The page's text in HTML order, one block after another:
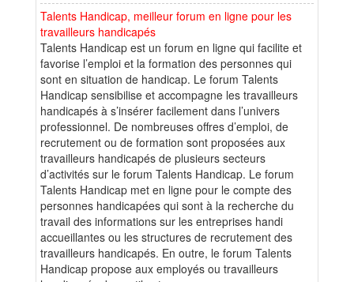
Talents Handicap, meilleur forum en ligne pour les
travailleurs handicapés
Talents Handicap est un forum en ligne qui facilite et
favorise l’emploi et la formation des personnes qui
sont en situation de handicap. Le forum Talents
Handicap sensibilise et accompagne les travailleurs
handicapés à s’insérer facilement dans l’univers
professionnel. De nombreuses offres d’emploi, de
recrutement ou de formation sont proposées aux
travailleurs handicapés de plusieurs secteurs
d’activités sur le forum Talents Handicap. Le forum
Talents Handicap met en ligne pour le compte des
personnes handicapées qui sont à la recherche du
travail des informations sur les entreprises handi
accueillantes ou les structures de recrutement des
travailleurs handicapés. En outre, le forum Talents
Handicap propose aux employés ou travailleurs